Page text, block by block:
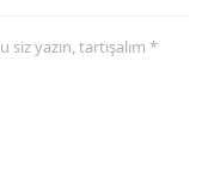
yazın, tartışalım *